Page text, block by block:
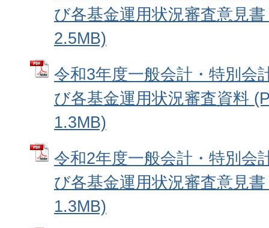
び各基金運用状況審査意見
2.5MB)
令和3年度一般会計・特別会
び各基金運用状況審査資料
1.3MB)
令和2年度一般会計・特別会
び各基金運用状況審査意見
1.3MB)